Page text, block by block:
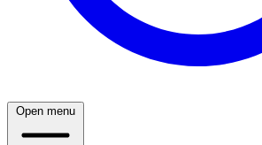
Open menu